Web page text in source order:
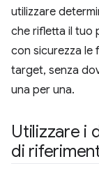
utilizzare
che rifletta il tuo
con sicurezza le
target, senza
una per una.
Utilizzare i
di